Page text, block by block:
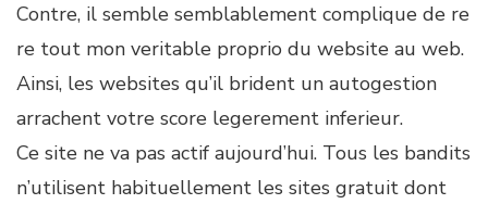
Contre, il semble semblablement complique de re
re tout mon veritable proprio du website au web.
Ainsi, les websites qu’il brident un autogestion
arrachent votre score legerement inferieur.
Ce site ne va pas actif aujourd’hui. Tous les bandits
n’utilisent habituellement les sites gratuit dont